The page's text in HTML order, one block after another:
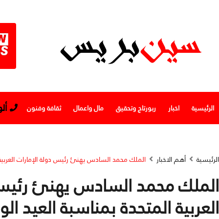
الرئيسية اخبار ربورتاج وتحقيق مال واعمال ثقافة وفنون
الرئيسية أهم الاخبار الملك محمد السادس يهنئ رئيس دولة الإمارات
الملك محمد السادس يهنئ
العربية المتحدة بمناسبة العيد